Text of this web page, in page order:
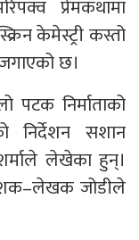
प्रेमकथामा
केमेस्ट्री कस्तो
छ।
पटक निर्माताको
निर्देशन सशान
लेखेका हुन्।
जोडीले